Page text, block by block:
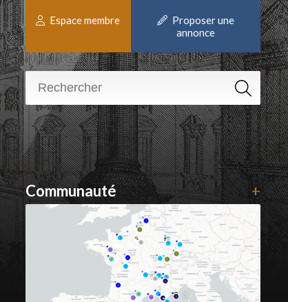
Espace membre
Proposer une
annonce
Communauté +